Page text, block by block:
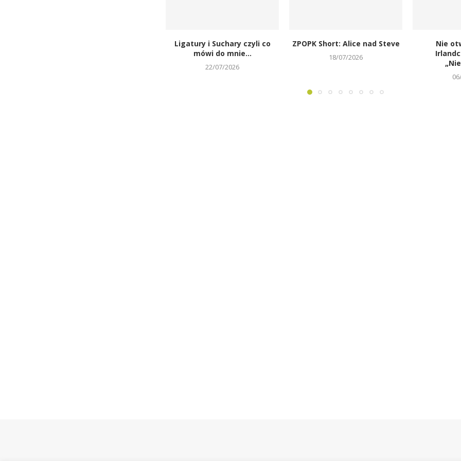
Ligatury i Suchary czyli co
mówi do mnie...
22/07/2026
ZPOPK Short: Alice nad Steve
18/07/2026
Nie